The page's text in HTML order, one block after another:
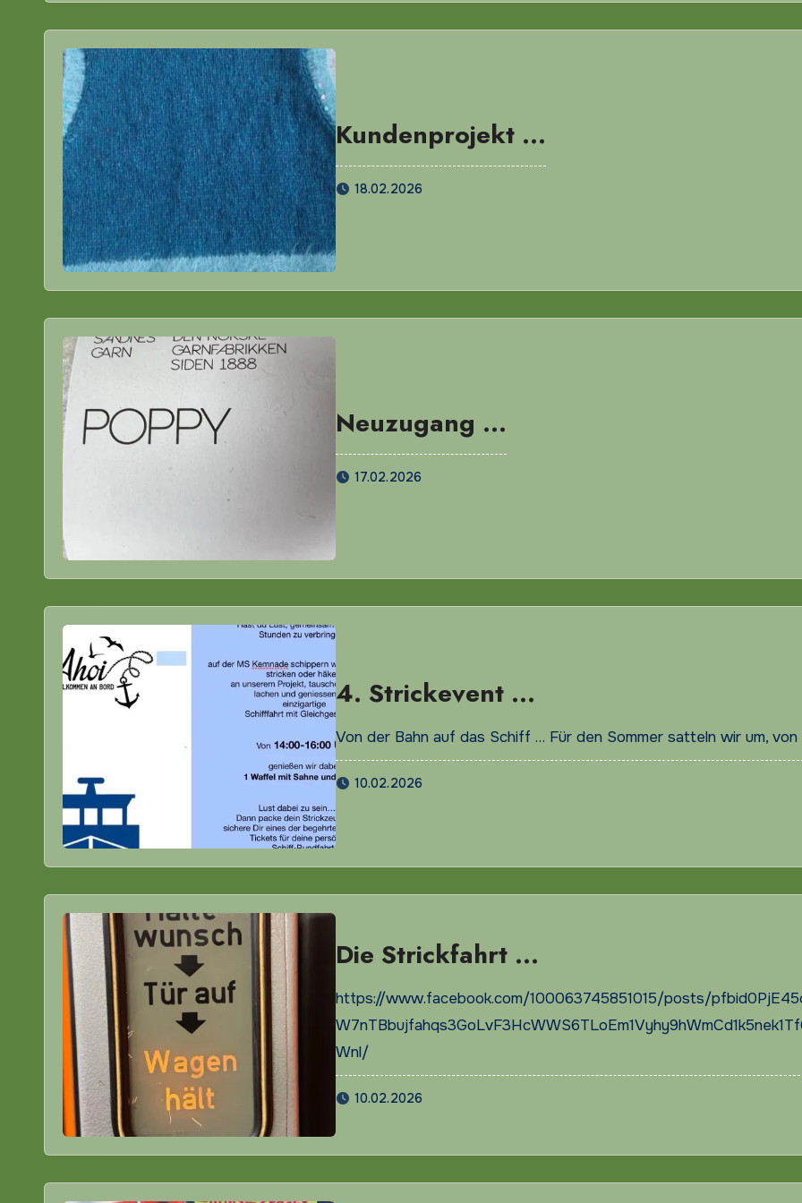
Kundenprojekt …
18.02.2026
Neuzugang …
17.02.2026
4. Strickevent …
Von der Bahn auf das Schiff … Für den Sommer satteln wir um,
10.02.2026
Die Strickfahrt …
https://www.facebook.com/100063745851015/posts/
Wnl/
10.02.2026